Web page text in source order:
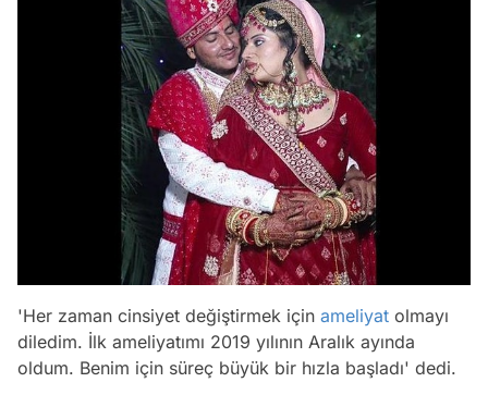
'Her zaman cinsiyet değiştirmek için ameliyat olmayı
diledim. İlk ameliyatımı 2019 yılının Aralık ayında
oldum. Benim için süreç büyük bir hızla başladı' dedi.